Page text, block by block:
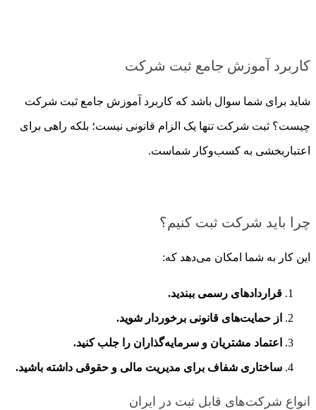
کاربرد آموزش جامع ثبت شرکت
شاید برای شما سوال باشد که کاربرد آموزش جامع ثبت شرکت
چیست؟ ثبت شرکت تنها یک الزام قانونی نیست؛ بلکه راهی برای
اعتباربخشی به کسب‌وکار شماست.
چرا باید شرکت ثبت کنیم؟
این کار به شما امکان می‌دهد که:
قراردادهای رسمی ببندید.
از حمایت‌های قانونی برخوردار شوید.
اعتماد مشتریان و سرمایه‌گذاران را جلب کنید.
ساختاری شفاف برای مدیریت مالی و حقوقی داشته باشید.
انواع شرکت‌های قابل ثبت در ایران